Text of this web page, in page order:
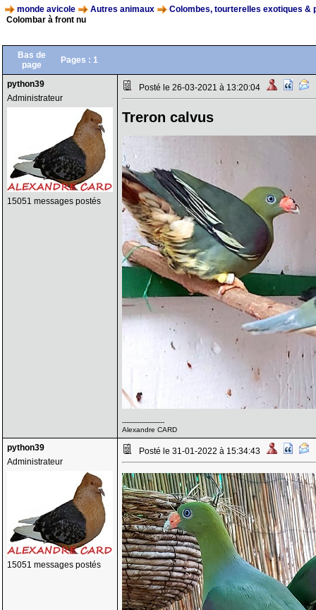
monde avicole Autres animaux
Colombes, tourterelles exotiques &
Colombar à front nu
Bas de
page
Pages : 1
python39
Administrateur
15051 messages postés
Posté le 26-03-2021 à 13:20:04
Treron calvus
--------------------
Alexandre CARD
python39
Administrateur
15051 messages postés
Posté le 31-01-2022 à 15:34:43